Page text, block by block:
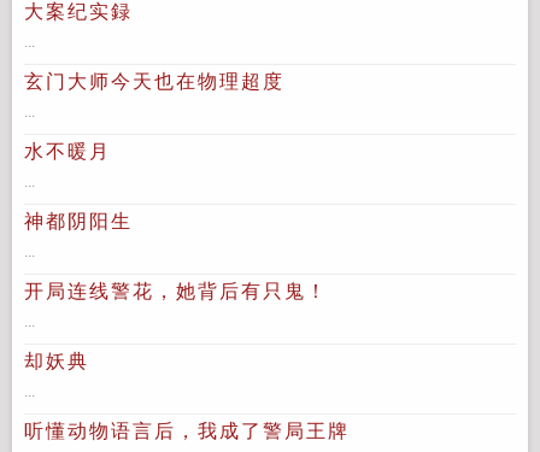
大案纪实録
...
玄门大师今天也在物理超度
...
水不暖月
...
神都阴阳生
...
开局连线警花，她背后有只鬼！
...
却妖典
...
听懂动物语言后，我成了警局王牌